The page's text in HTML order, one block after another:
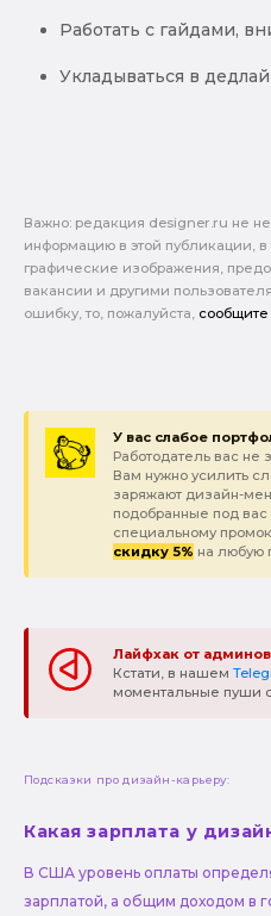
Работать с гайдами,
Укладываться в
Важно: pедакция designer.ru не
информацию в этой публикации, в
графические изображения,
вакансии и другими
ошибку, то, пожалуйста,
У вас слабое
Работодатель вас не
Вам нужно усилить
заряжают дизайн-
подобранные под вас
специальному
скидку 5% на любую
Лайфхак от
Кстати, в нашем
моментальные пуши
Подсказки про дизайн-карьеру:
Какая зарплата у
В США уровень оплаты
зарплатой, а общим доходом в